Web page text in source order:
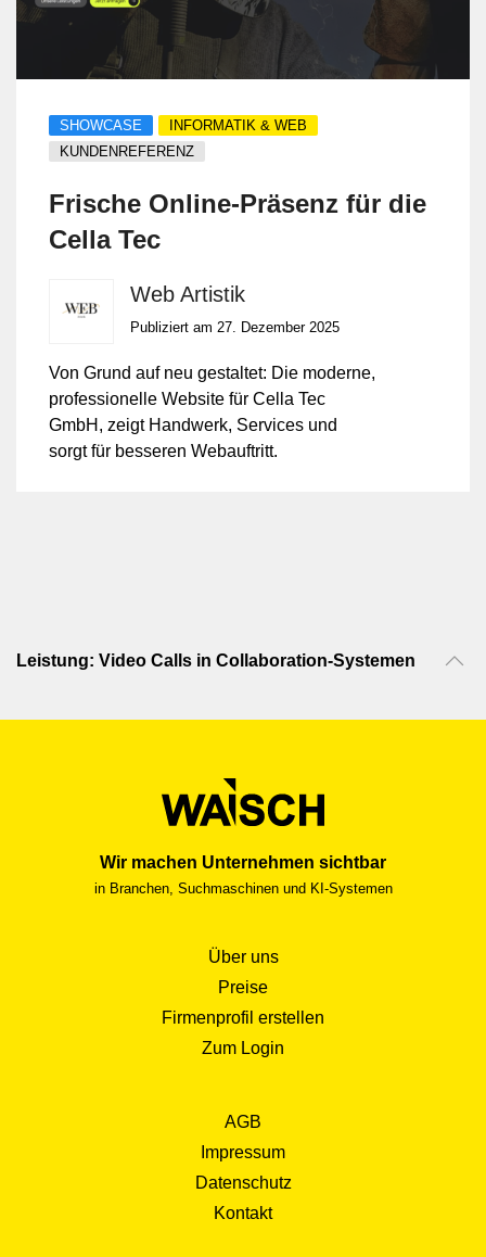
SHOWCASE
INFORMATIK & WEB
KUNDENREFERENZ
Frische Online-Präsenz für die
Cella Tec
Web Artistik
Publiziert am 27. Dezember 2025
Von Grund auf neu gestaltet: Die moderne,
professionelle Website für Cella Tec
GmbH, zeigt Handwerk, Services und
sorgt für besseren Webauftritt.
Leistung: Video Calls in Collaboration-Systemen
Wir machen Unternehmen sichtbar
in Branchen, Suchmaschinen und KI-Systemen
Über uns
Preise
Firmenprofil erstellen
Zum Login
AGB
Impressum
Datenschutz
Kontakt